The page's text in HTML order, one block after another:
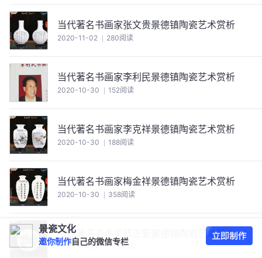
当代著名书画家张文贵景德镇陶瓷艺术赏析
2020-11-02 280阅读
当代著名书画家李利民景德镇陶瓷艺术赏析
2020-10-30 152阅读
当代著名书画家李克祥景德镇陶瓷艺术赏析
2020-10-30 188阅读
当代著名书画家梅金祥景德镇陶瓷艺术赏析
2020-10-30 358阅读
当代著名书画家蔡正安景德镇陶瓷艺术赏析
2020-10-29 333阅读
景瓷文化
邀你制作 自己的微信专栏